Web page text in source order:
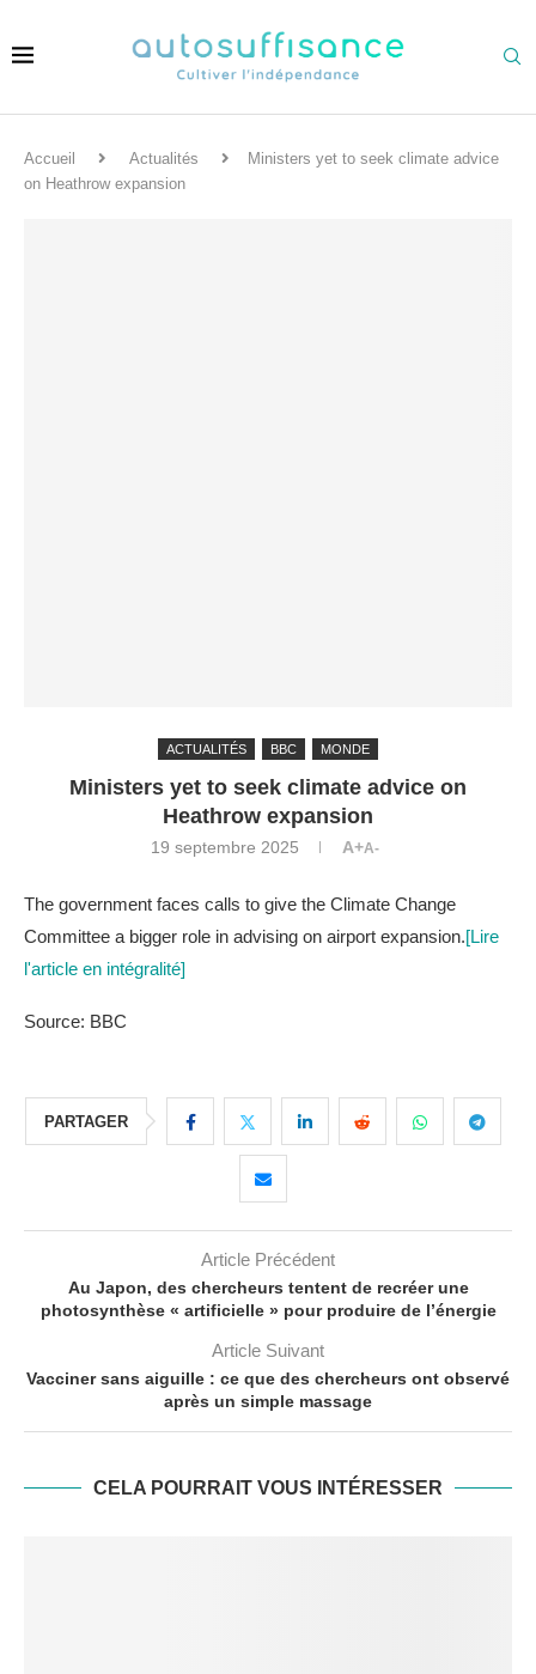
Accueil Actualités
Ministers yet to seek climate advice
on Heathrow expansion
ACTUALITÉS BBC MONDE
Ministers yet to seek climate advice on
Heathrow expansion
19 septembre 2025 A+A-
The government faces calls to give the Climate Change
Committee a bigger role in advising on airport expansion.[Lire
l'article en intégralité]
Source: BBC
PARTAGER
Article Précédent
Au Japon, des chercheurs tentent de recréer une
photosynthèse « artificielle » pour produire de l’énergie
Article Suivant
Vacciner sans aiguille : ce que des chercheurs ont observé
après un simple massage
CELA POURRAIT VOUS INTÉRESSER